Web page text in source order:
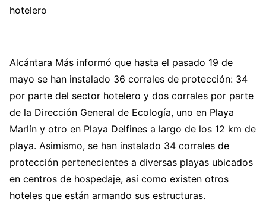
hotelero
Alcántara Más informó que hasta el pasado 19 de
mayo se han instalado 36 corrales de protección: 34
por parte del sector hotelero y dos corrales por parte
de la Dirección General de Ecología, uno en Playa
Marlín y otro en Playa Delfines a largo de los 12 km de
playa. Asimismo, se han instalado 34 corrales de
protección pertenecientes a diversas playas ubicados
en centros de hospedaje, así como existen otros
hoteles que están armando sus estructuras.